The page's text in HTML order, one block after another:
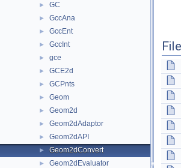
► GC
► GccAna
► GccEnt
► GccInt
► gce
► GCE2d
► GCPnts
► Geom
► Geom2d
► Geom2dAdaptor
► Geom2dAPI
► Geom2dConvert
► Geom2dEvaluator